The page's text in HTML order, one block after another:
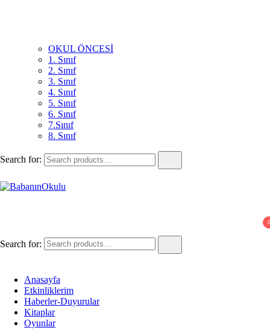
OKUL ÖNCESİ
1. Sınıf
2. Sınıf
3. Sınıf
4. Sınıf
5. Sınıf
6. Sınıf
7.Sınıf
8. Sınıf
Search for:
0
Search for:
Anasayfa
Etkinliklerim
Haberler-Duyurular
Kitaplar
Oyunlar